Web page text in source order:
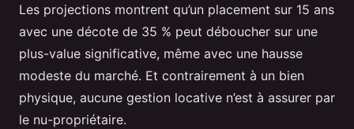
Les projections montrent qu’un placement sur 15 ans
avec une décote de 35 % peut déboucher sur une
plus-value significative, même avec une hausse
modeste du marché. Et contrairement à un bien
physique, aucune gestion locative n’est à assurer par
le nu-propriétaire.